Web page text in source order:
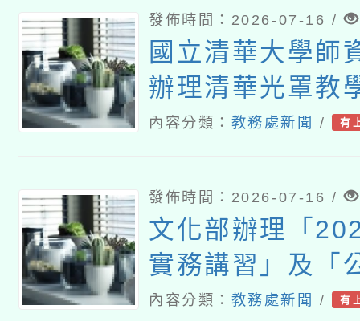
發佈時間：2026-07-16 /
國立清華大學師
辦理清華光罩教
論壇（五）「為
戰、調適與專業
內容分類： 教務處新聞 / 有
發佈時間：2026-07-16 /
文化部辦理「
實務講習」及「
地參訪小旅行」
內容分類： 教務處新聞 / 有